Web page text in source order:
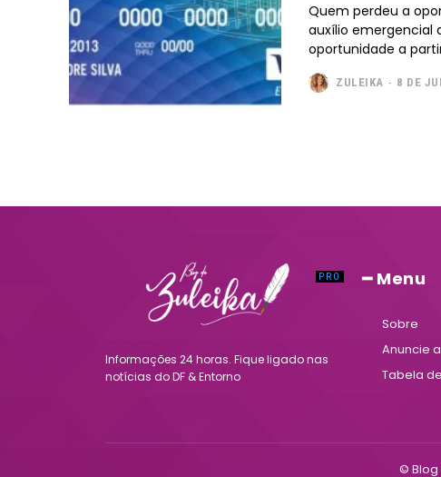
Quem perdeu a
auxílio emergencial do Governo do Distrito Federal tem uma nova
oportunidade a
ZULEIKA - 8 DE
Informações 24 horas. Fique ligado nas
notícias do DF & Entorno
━ Menu
Sobre
Anuncie
Tabela
© Blog